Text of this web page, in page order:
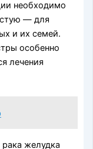
необходимо
— для
и их семей.
особенно
лечения
желудка